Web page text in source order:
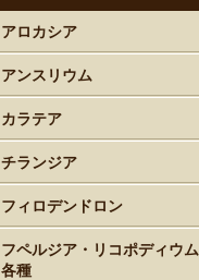
アロカシア
アンスリウム
カラテア
チランジア
フィロデンドロン
フペルジア・リコポディウム
各種